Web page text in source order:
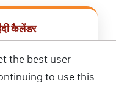
कैलेंडर
करें
the best user
to use this